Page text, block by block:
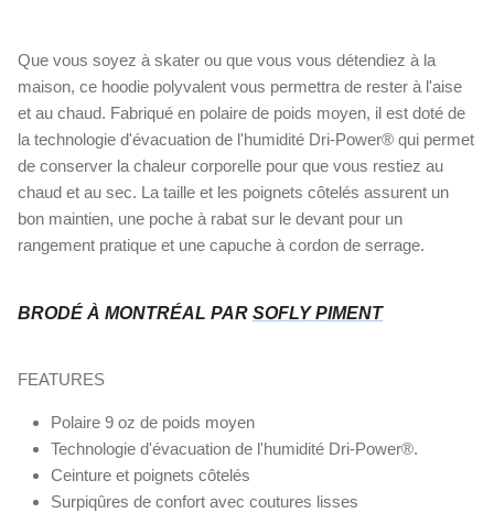
Que vous soyez à skater ou que vous vous détendiez à la
maison, ce hoodie polyvalent vous permettra de rester à l'aise
et au chaud. Fabriqué en polaire de poids moyen, il est doté de
la technologie d'évacuation de l'humidité Dri-Power® qui permet
de conserver la chaleur corporelle pour que vous restiez au
chaud et au sec. La taille et les poignets côtelés assurent un
bon maintien, une poche à rabat sur le devant pour un
rangement pratique et une capuche à cordon de serrage.
BRODÉ À MONTRÉAL PAR SOFLY PIMENT
FEATURES
Polaire 9 oz de poids moyen
Technologie d'évacuation de l'humidité Dri-Power®.
Ceinture et poignets côtelés
Surpiqûres de confort avec coutures lisses